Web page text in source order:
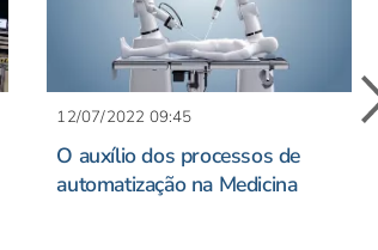
12/07/2022 09:45
O auxílio dos processos de
automatização na Medicina